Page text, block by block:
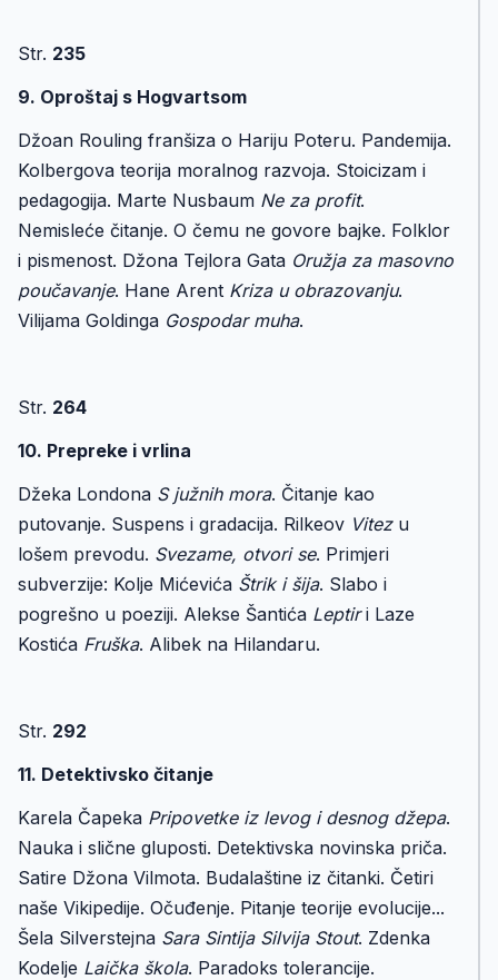
Str. 235
9. Oproštaj s Hogvartsom
Džoan Rouling franšiza o Hariju Poteru. Pandemija.
Kolbergova teorija moralnog razvoja. Stoicizam i
pedagogija. Marte Nusbaum Ne za profit.
Nemisleće čitanje. O čemu ne govore bajke. Folklor
i pismenost. Džona Tejlora Gata Oružja za masovno
poučavanje. Hane Arent Kriza u obrazovanju.
Vilijama Goldinga Gospodar muha.
Str. 264
10. Prepreke i vrlina
Džeka Londona S južnih mora. Čitanje kao
putovanje. Suspens i gradacija. Rilkeov Vitezu
lošem prevodu. Svezame, otvori se. Primjeri
subverzije: Kolje Mićevića Štrik i šija. Slabo i
pogrešno u poeziji. Alekse Šantića Leptiri Laze
Kostića Fruška. Alibek na Hilandaru.
Str. 292
11. Detektivsko čitanje
Karela Čapeka Pripovetke iz levog i desnog džepa.
Nauka i slične gluposti. Detektivska novinska priča.
Satire Džona Vilmota. Budalaštine iz čitanki. Četiri
naše Vikipedije. Očuđenje. Pitanje teorije evolucije...
Šela Silverstejna Sara Sintija Silvija Stout. Zdenka
Kodelje Laička škola. Paradoks tolerancije.